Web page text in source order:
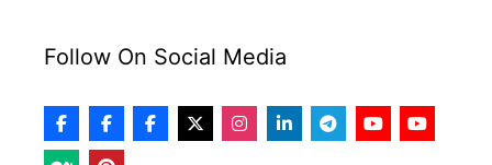
Follow On Social Media